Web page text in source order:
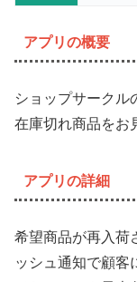
アプリの概要
ショップサークル
在庫切れ商品をお
アプリの詳細
希望商品が再入荷
ッシュ通知で顧客